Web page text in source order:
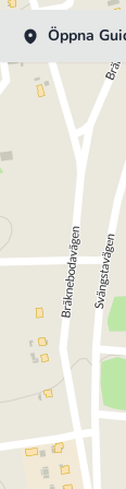
Öppna